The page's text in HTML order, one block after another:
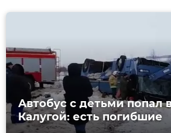
Автобус с детьми попал
Калугой: есть погибшие